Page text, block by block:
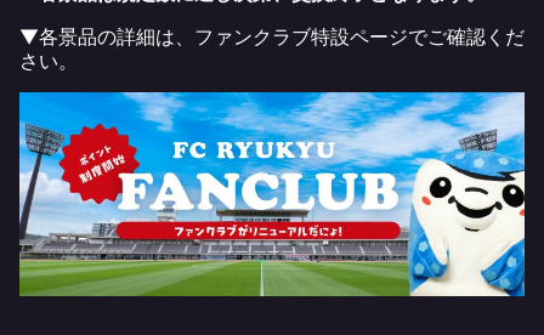
▼各景品の詳細は、ファンクラブ特設ページでご確認くだ
さい。